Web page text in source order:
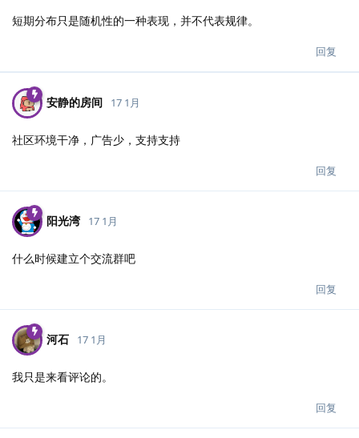
短期分布只是随机性的一种表现，并不代表规律。
回复
安静的房间 17 1月
社区环境干净，广告少，支持支持
回复
阳光湾 17 1月
什么时候建立个交流群吧
回复
河石 17 1月
我只是来看评论的。
回复